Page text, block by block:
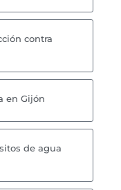
contra
en Gijón
de agua